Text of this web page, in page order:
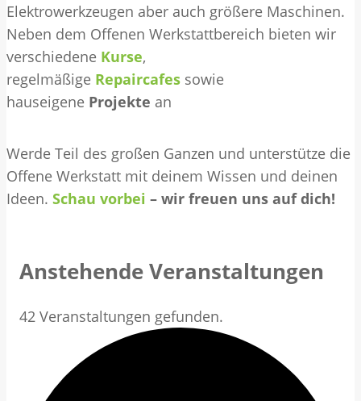
Elektrowerkzeugen aber auch größere Maschinen.
Neben dem Offenen Werkstattbereich bieten wir
verschiedene Kurse,
regelmäßige Repaircafes sowie
hauseigene Projekte an
Werde Teil des großen Ganzen und unterstütze die
Offene Werkstatt mit deinem Wissen und deinen
Ideen. Schau vorbei – wir freuen uns auf dich!
Anstehende Veranstaltungen
42 Veranstaltungen gefunden.